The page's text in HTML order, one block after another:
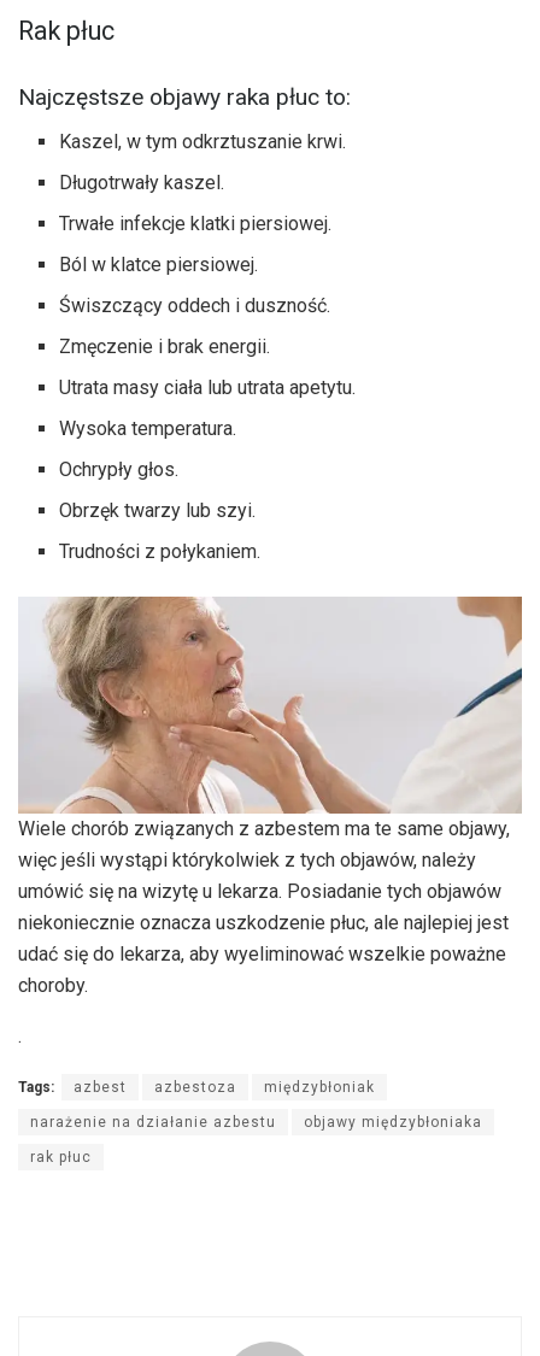
Rak płuc
Najczęstsze objawy raka płuc to:
Kaszel, w tym odkrztuszanie krwi.
Długotrwały kaszel.
Trwałe infekcje klatki piersiowej.
Ból w klatce piersiowej.
Świszczący oddech i duszność.
Zmęczenie i brak energii.
Utrata masy ciała lub utrata apetytu.
Wysoka temperatura.
Ochrypły głos.
Obrzęk twarzy lub szyi.
Trudności z połykaniem.
Wiele chorób związanych z azbestem ma te same objawy,
więc jeśli wystąpi którykolwiek z tych objawów, należy
umówić się na wizytę u lekarza. Posiadanie tych objawów
niekoniecznie oznacza uszkodzenie płuc, ale najlepiej jest
udać się do lekarza, aby wyeliminować wszelkie poważne
choroby.
.
Tags: azbest azbestoza międzybłoniak
narażenie na działanie azbestu objawy międzybłoniaka
rak płuc